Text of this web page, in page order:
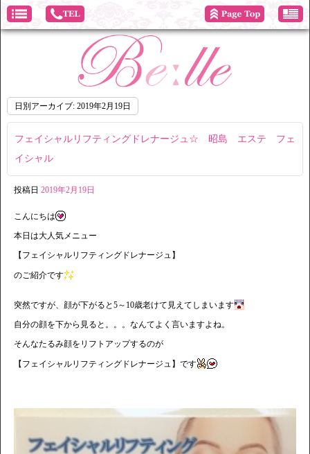
日別アーカイブ: 2019年2月19日
フェイシャルリフティングドレナージュ☆ 昭島 エステ フェ
イシャル
投稿日 2019年2月19日
こんにちは
本日は大人気メニュー
【フェイシャルリフティングドレナージュ】
のご紹介です
突然ですが、顔が下がると5～10歳老けて見えてしまいます
自分の顔を下から見ると。。。なんてよく言いますよね。
そんなたるみ顔をリフトアップするのが
【フェイシャルリフティングドレナージュ】です